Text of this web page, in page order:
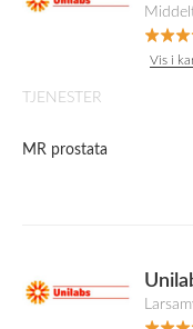
Vis i
TJENESTER
MR prostata